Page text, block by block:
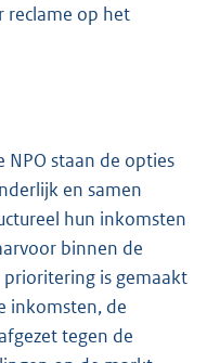
reclame op het
NPO staan de opties
en samen
hun inkomsten
binnen de
is gemaakt
inkomsten, de
tegen de